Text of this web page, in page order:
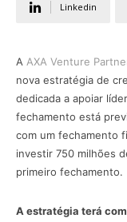
Linkedin
A AXA Venture
nova estratégia de
dedicada a apoiar
fechamento está
com um fechamento
investir 750 milhões
primeiro fechamento.
A estratégia terá